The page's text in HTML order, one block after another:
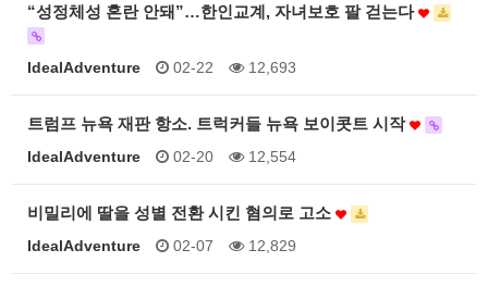
“성정체성 혼란 안돼”…한인교계, 자녀보호 팔 걷는다
IdealAdventure 02-22 12,693
트럼프 뉴욕 재판 항소. 트럭커들 뉴욕 보이콧트 시작
IdealAdventure 02-20 12,554
비밀리에 딸을 성별 전환 시킨 혐의로 고소
IdealAdventure 02-07 12,829